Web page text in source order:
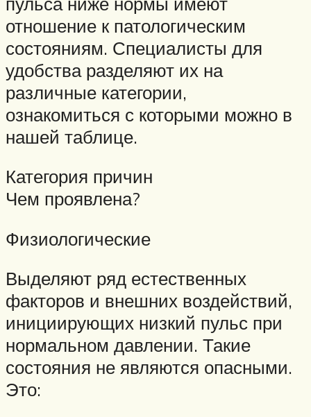
отношение к патологическим
состояниям. Специалисты для
удобства разделяют их на
различные категории,
ознакомиться с которыми можно в
нашей таблице.
Категория причин
Чем проявлена?
Физиологические
Выделяют ряд естественных
факторов и внешних воздействий,
инициирующих низкий пульс при
нормальном давлении. Такие
состояния не являются опасными.
Это: